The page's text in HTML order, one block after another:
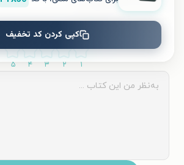
۱ ۲ ۳ ۴ ۵
کپی کردن کد تخفیف